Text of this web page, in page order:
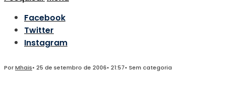
Facebook
Twitter
Instagram
PorMhais• 25 de setembro de 2006• 21:57• Sem categoria